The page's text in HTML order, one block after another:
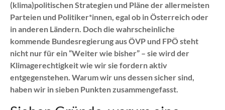
(klima)politischen Strategien und Pläne der allermeisten
Parteien und Politiker*innen, egal ob in Österreich oder
in anderen Ländern. Doch die wahrscheinliche
kommende Bundesregierung aus ÖVP und FPÖ steht
nicht nur für ein “Weiter wie bisher” – sie wird der
Klimagerechtigkeit wie wir sie fordern aktiv
entgegenstehen. Warum wir uns dessen sicher sind,
haben wir in sieben Punkten zusammengefasst.